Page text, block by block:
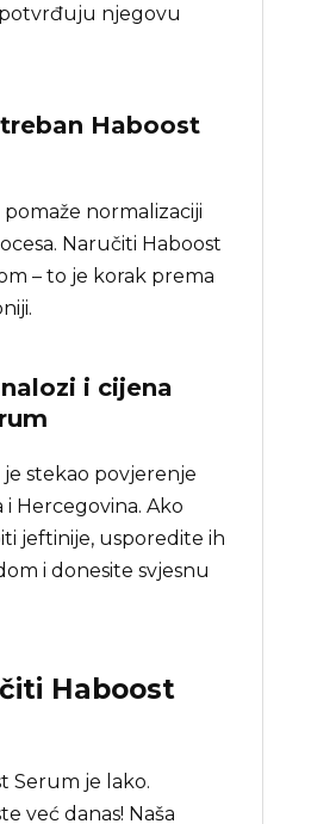
njegovu
Haboost
normalizaciji
Naručiti Haboost
– to je korak prema
i cijena
stekao povjerenje
i Hercegovina. Ako
jeftinije, usporedite ih
i donesite svjesnu
Haboost
Serum je lako.
već danas! Naša